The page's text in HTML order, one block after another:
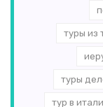
туры из
туры
тур в